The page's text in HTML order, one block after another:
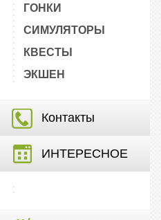
ГОНКИ
СИМУЛЯТОРЫ
КВЕСТЫ
ЭКШЕН
Контакты
ИНТЕРЕСНОЕ